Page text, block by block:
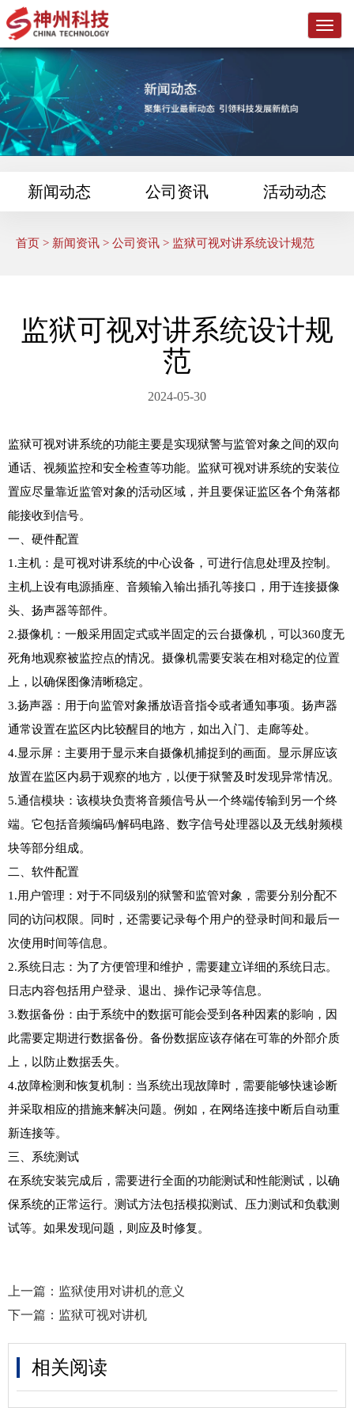
L
o
新闻动态 公司资讯 活动动态
首页 > 新闻资讯 > 公司资讯 > 监狱可视对讲系统设计规范
监狱可视对讲系统设计规
范
2024-05-30
监狱可视对讲系统的功能主要是实现狱警与监管对象之间的双向
通话、视频监控和安全检查等功能。监狱可视对讲系统的安装位
置应尽量靠近监管对象的活动区域，并且要保证监区各个角落都
能接收到信号。
一、硬件配置
1.主机：是可视对讲系统的中心设备，可进行信息处理及控制。
主机上设有电源插座、音频输入输出插孔等接口，用于连接摄像
头、扬声器等部件。
2.摄像机：一般采用固定式或半固定的云台摄像机，可以360度无
死角地观察被监控点的情况。摄像机需要安装在相对稳定的位置
上，以确保图像清晰稳定。
3.扬声器：用于向监管对象播放语音指令或者通知事项。扬声器
通常设置在监区内比较醒目的地方，如出入门、走廊等处。
4.显示屏：主要用于显示来自摄像机捕捉到的画面。显示屏应该
放置在监区内易于观察的地方，以便于狱警及时发现异常情况。
5.通信模块：该模块负责将音频信号从一个终端传输到另一个终
端。它包括音频编码/解码电路、数字信号处理器以及无线射频模
块等部分组成。
二、软件配置
1.用户管理：对于不同级别的狱警和监管对象，需要分别分配不
同的访问权限。同时，还需要记录每个用户的登录时间和最后一
次使用时间等信息。
2.系统日志：为了方便管理和维护，需要建立详细的系统日志。
日志内容包括用户登录、退出、操作记录等信息。
3.数据备份：由于系统中的数据可能会受到各种因素的影响，因
此需要定期进行数据备份。备份数据应该存储在可靠的外部介质
上，以防止数据丢失。
4.故障检测和恢复机制：当系统出现故障时，需要能够快速诊断
并采取相应的措施来解决问题。例如，在网络连接中断后自动重
新连接等。
三、系统测试
在系统安装完成后，需要进行全面的功能测试和性能测试，以确
保系统的正常运行。测试方法包括模拟测试、压力测试和负载测
试等。如果发现问题，则应及时修复。
上一篇： 监狱使用对讲机的意义
下一篇： 监狱可视对讲机
相关阅读